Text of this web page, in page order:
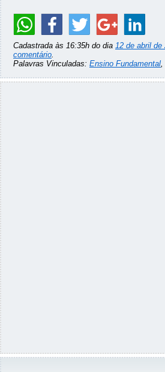
Cadastrada às 16:35h do dia 12 de abril de
comentário.
Palavras Vinculadas: Ensino Fundamental,